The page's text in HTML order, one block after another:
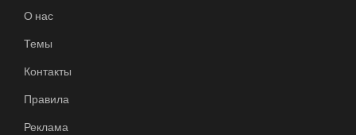
О нас
Темы
Контакты
Правила
Реклама